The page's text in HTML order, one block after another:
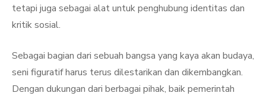
tetapi juga sebagai alat untuk penghubung identitas dan
kritik sosial.
Sebagai bagian dari sebuah bangsa yang kaya akan budaya,
seni figuratif harus terus dilestarikan dan dikembangkan.
Dengan dukungan dari berbagai pihak, baik pemerintah